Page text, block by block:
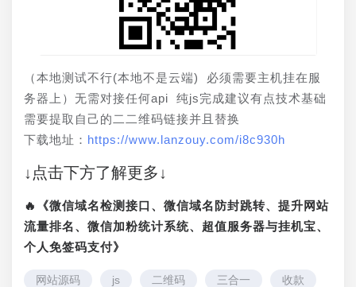
（本地测试不行(本地不是云端) 必须需要主机挂在服
务器上）无需对接任何api 纯js完成建议有点技术基础
需要提取自己的二二维码链接并且替换
下载地址： https://www.lanzouy.com/i8c930h
↓点击下方了解更多↓
🔥《微信域名检测接口、微信域名防封跳转、提升网站
流量排名、微信加粉统计系统、超值服务器与挂机宝、
个人免签码支付》
网站源码 js 二维码 三合一 收款